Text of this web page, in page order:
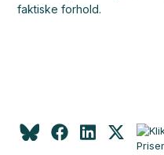
faktiske forhold.